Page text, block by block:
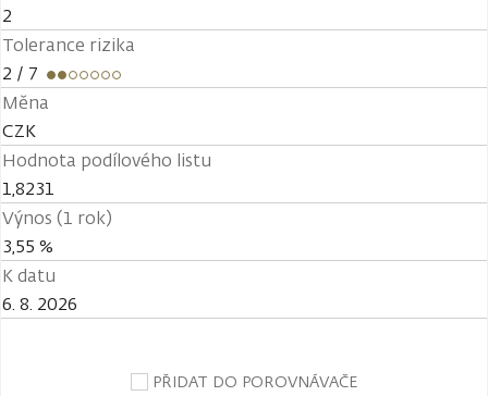
2
Tolerance rizika
2 / 7
Měna
CZK
Hodnota podílového listu
1,8231
Výnos (1 rok)
3,55 %
K datu
6. 8. 2026
PŘIDAT DO POROVNÁVAČE